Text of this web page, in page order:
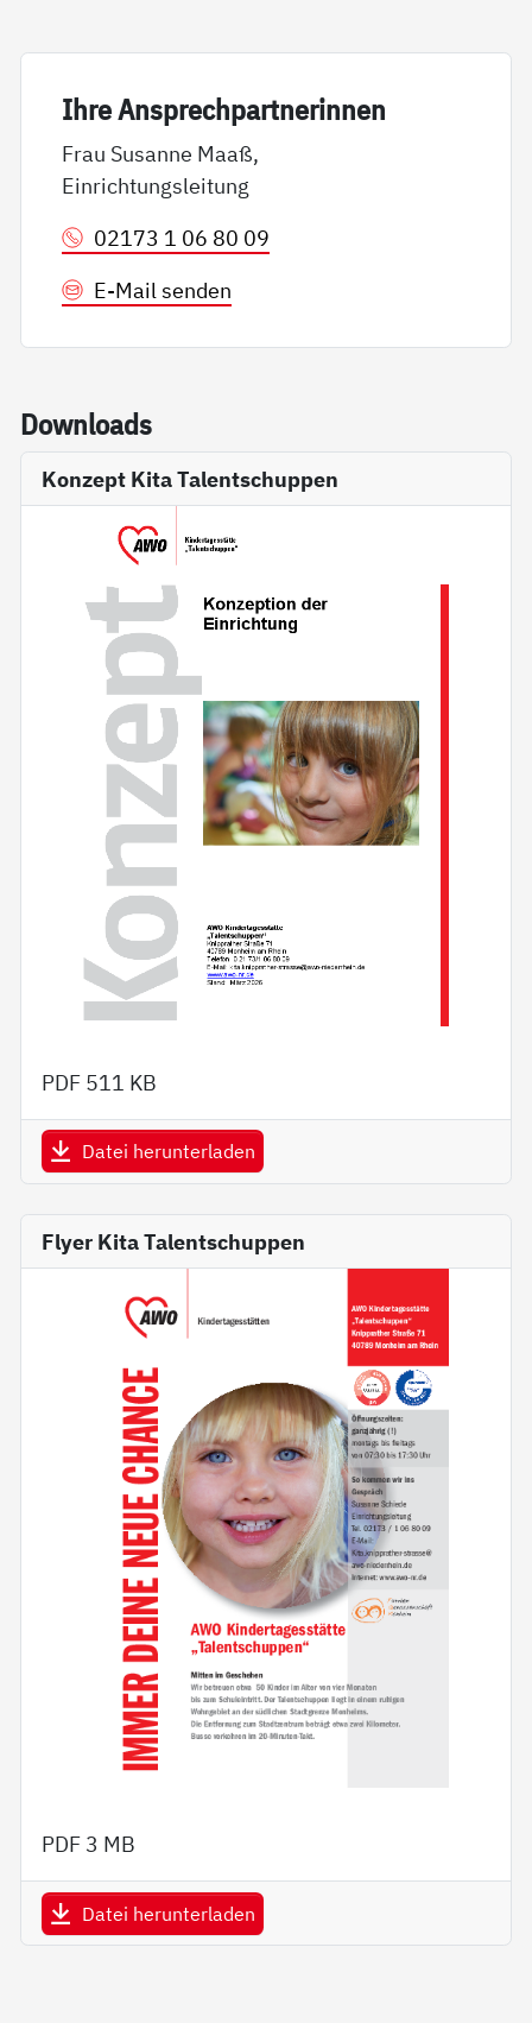
Ih­re An­sp­rech­part­ne­rin­nen
Frau Susanne Maaß,
Einrichtungsleitung
02173 1 06 80 09
E-Mail senden
Down­loads
Konzept Kita Talentschuppen
PDF 511 KB
Datei herunterladen
Flyer Kita Talentschuppen
PDF 3 MB
Datei herunterladen